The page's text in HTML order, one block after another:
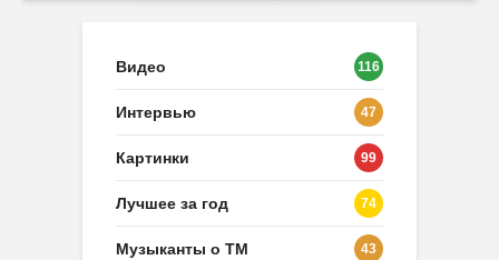
Видео 116
Интервью 47
Картинки 99
Лучшее за год 74
Музыканты о ТМ 43